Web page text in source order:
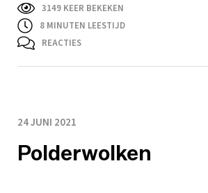
3149 KEER BEKEKEN
8 MINUTEN LEESTIJD
REACTIES
24 JUNI 2021
Polderwolken